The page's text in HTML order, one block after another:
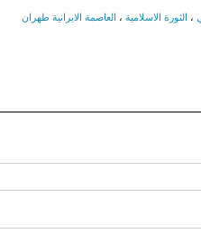
، الثورة الاسلامیة ، العاصمة الايرانية طهران